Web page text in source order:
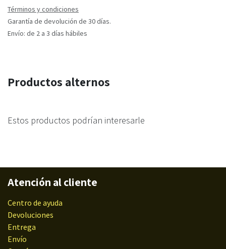
Términos y condiciones
Garantía de devolución de 30 días.
Envío: de 2 a 3 días hábiles
Productos alternos
Estos productos podrían interesarle
Atención al cliente
Centro de ayuda
Devoluciones
Entrega
Envío